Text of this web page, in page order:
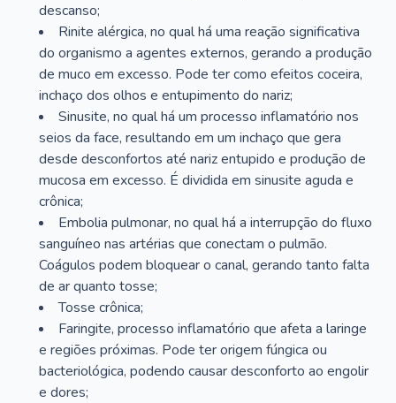
descanso;
Rinite alérgica, no qual há uma reação significativa
do organismo a agentes externos, gerando a produção
de muco em excesso. Pode ter como efeitos coceira,
inchaço dos olhos e entupimento do nariz;
Sinusite, no qual há um processo inflamatório nos
seios da face, resultando em um inchaço que gera
desde desconfortos até nariz entupido e produção de
mucosa em excesso. É dividida em sinusite aguda e
crônica;
Embolia pulmonar, no qual há a interrupção do fluxo
sanguíneo nas artérias que conectam o pulmão.
Coágulos podem bloquear o canal, gerando tanto falta
de ar quanto tosse;
Tosse crônica;
Faringite, processo inflamatório que afeta a laringe
e regiões próximas. Pode ter origem fúngica ou
bacteriológica, podendo causar desconforto ao engolir
e dores;